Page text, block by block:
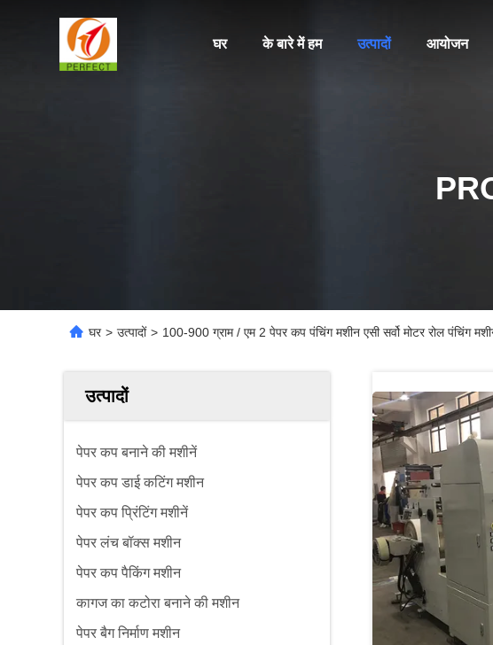
घर के बारे में हम उत्पादों आयोजन
घर > उत्पादों > 100-900 ग्राम / एम 2 पेपर कप पंचिंग मशीन एसी सर्वो मोटर रोल पंचिंग
उत्पादों
पेपर कप बनाने की मशीनें
पेपर कप डाई कटिंग मशीन
पेपर कप प्रिंटिंग मशीनें
पेपर लंच बॉक्स मशीन
पेपर कप पैकिंग मशीन
कागज का कटोरा बनाने की मशीन
पेपर बैग निर्माण मशीन